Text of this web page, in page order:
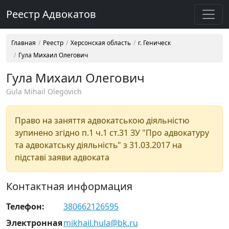
Реестр Адвокатов
Главная Реестр Херсонская область
г. Геническ
Гула Михаил Олегович
Гула Михаил Олегович
Gula Mihail Olegovich
Право на заняття адвокатською діяльністю
зупинено згідно п.1 ч.1 ст.31 ЗУ "Про адвокатуру
та адвокатську діяльність" з 31.03.2017 на
підставі заяви адвоката
Контактная информация
Телефон:
380662126595
Электроннаяmikhail.hula@bk.ru